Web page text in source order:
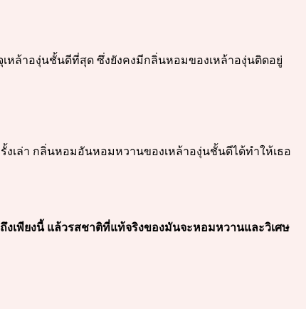
หล้าองุ่นชั้นดีที่สุด ซึ่งยังคงมีกลิ่นหอมของเหล้าองุ่นติดอยู่
เล่า กลิ่นหอมอันหอมหวานของเหล้าองุ่นชั้นดีได้ทำให้เธอ
งเพียงนี้ แล้วรสชาติที่แท้จริงของมันจะหอมหวานและวิเศษ